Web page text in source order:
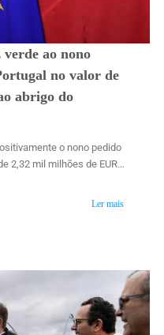
ao nono
no valor de
abrigo do
o nono pedido
2,32 mil milhões de EUR…
Ler mais